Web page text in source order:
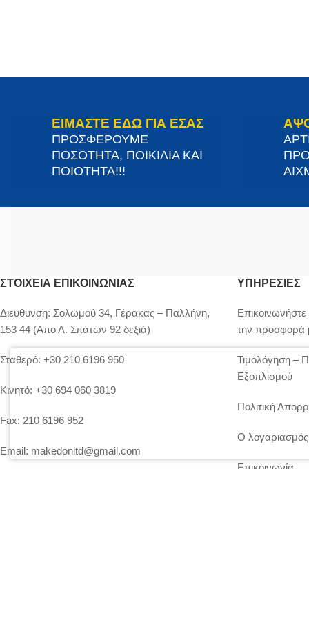
ΕΙΜΑΣΤΕ ΕΔΩ ΓΙΑ ΕΣΑΣ
ΠΡΟΣΦΕΡΟΥΜΕ
ΠΟΣΟΤΗΤΑ, ΠΟΙΚΙΛΙΑ ΚΑΙ
ΠΟΙΟΤΗΤΑ!!!
ΣΤΟΙΧΕΊΑ ΕΠΙΚΟΙΝΩΝΊΑΣ
Διευθυνση: Σολωμού 34, Γέρακας – Παλλήνη,
153 44 (Απο Λ. Σπάτων 92 δεξιά)
Σταθερό: +30 210 6196 950
Κινητό: +30 694 060 3819
Fax: 210 6196 952
Email: makedonltd@gmail.com
ΥΠΗΡΕΣΙΕΣ
την προσφορά
Τιμολόγηση –
Εξοπλισμού
Πολιτική
Ο
Επικοινωνία